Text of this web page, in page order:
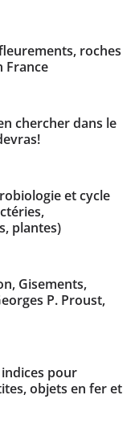
roches
France
chercher dans le
et cycle
plantes)
Gisements,
P. Proust,
indices pour
objets en fer et